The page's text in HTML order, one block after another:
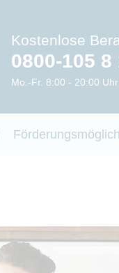
Kostenlose
0800-105 8
Mo.-Fr. 8:00 - 20:00